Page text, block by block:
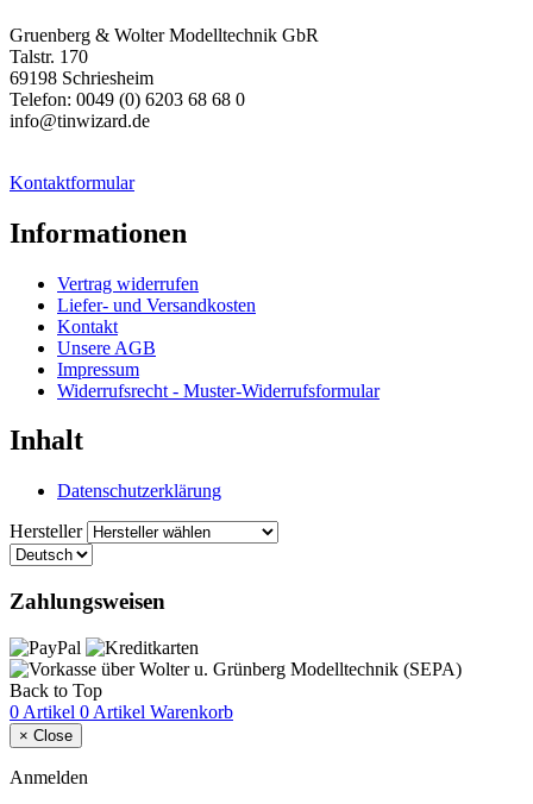
Gruenberg & Wolter Modelltechnik GbR
Talstr. 170
69198 Schriesheim
Telefon: 0049 (0) 6203 68 68 0
info@tinwizard.de
Kontaktformular
Informationen
Vertrag widerrufen
Liefer- und Versandkosten
Kontakt
Unsere AGB
Impressum
Widerrufsrecht - Muster-Widerrufsformular
Inhalt
Datenschutzerklärung
Hersteller
Zahlungsweisen
Back to Top
0 Artikel 0 Artikel Warenkorb
× Close
Anmelden